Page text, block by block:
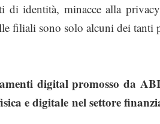
identità, minacce alla
filiali sono solo alcuni dei tanti
digital promosso da
e digitale nel settore